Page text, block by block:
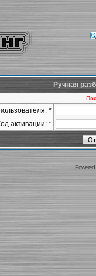
Ручная
*
активации: *